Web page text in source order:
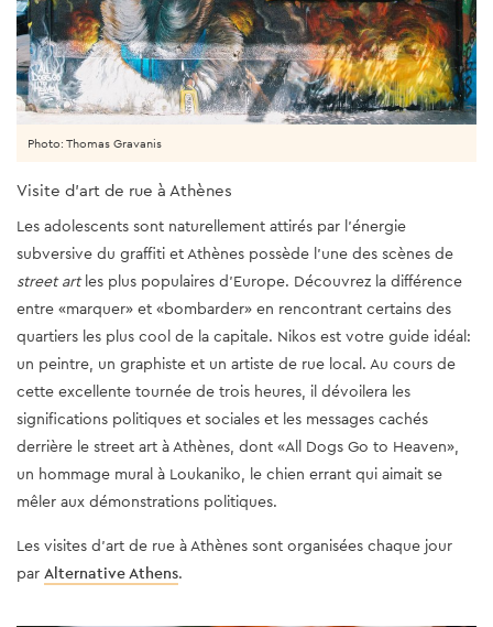
Visite d'art de rue à Athènes
Les adolescents sont naturellement attirés par l'énergie
subversive du graffiti et Athènes possède l'une des scènes de
street artles plus populaires d'Europe. Découvrez la différence
entre «marquer» et «bombarder» en rencontrant certains des
quartiers les plus cool de la capitale. Nikos est votre guide idéal:
un peintre, un graphiste et un artiste de rue local. Au cours de
cette excellente tournée de trois heures, il dévoilera les
significations politiques et sociales et les messages cachés
derrière le street art à Athènes, dont «All Dogs Go to Heaven»,
un hommage mural à Loukaniko, le chien errant qui aimait se
mêler aux démonstrations politiques.
Les visites d'art de rue à Athènes sont organisées chaque jour
par Alternative Athens.
Photo: Thomas Gravanis